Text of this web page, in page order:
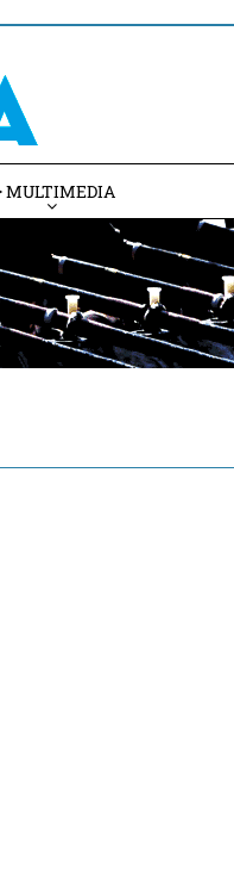
MULTIMEDIA